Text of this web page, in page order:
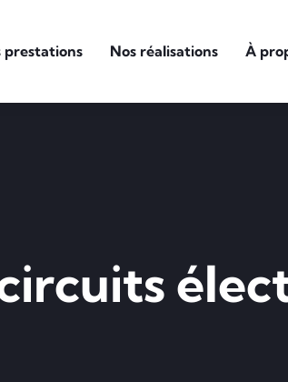
prestations Nos réalisations À